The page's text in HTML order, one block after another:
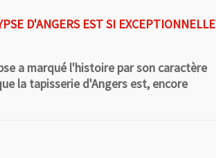
D'ANGERS EST SI EXCEPTIONNELLE
a marqué l'histoire par son caractère
la tapisserie d'Angers est, encore